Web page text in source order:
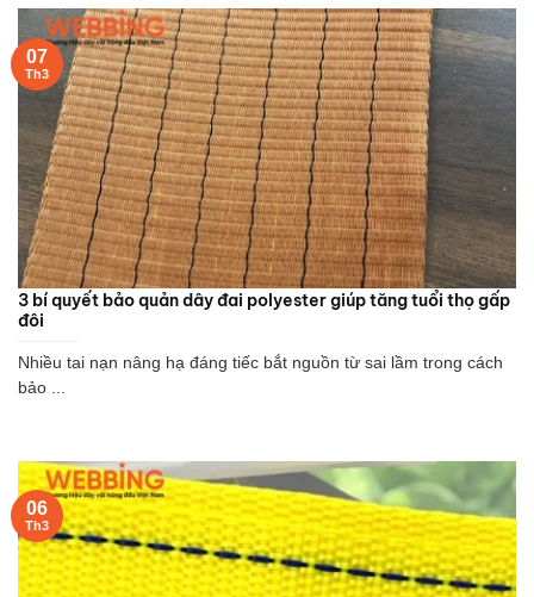
3 bí quyết bảo quản dây đai polyester giúp tăng tuổi thọ gấp
đôi
Nhiều tai nạn nâng hạ đáng tiếc bắt nguồn từ sai lầm trong cách
bảo ...
07
Th3
06
Th3